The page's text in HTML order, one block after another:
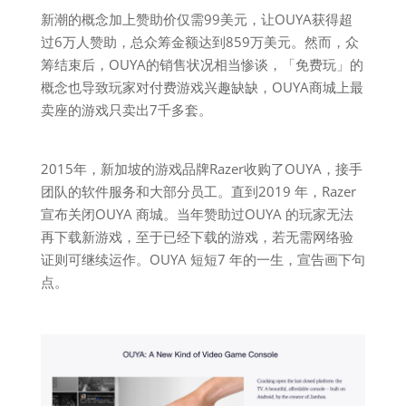
新潮的概念加上赞助价仅需99美元，让OUYA获得超
过6万人赞助，总众筹金额达到859万美元。然而，众
筹结束后，OUYA的销售状况相当惨谈，「免费玩」的
概念也导致玩家对付费游戏兴趣缺缺，OUYA商城上最
卖座的游戏只卖出7千多套。
2015年，新加坡的游戏品牌Razer收购了OUYA，接手
团队的软件服务和大部分员工。直到2019 年，Razer
宣布关闭OUYA 商城。当年赞助过OUYA 的玩家无法
再下载新游戏，至于已经下载的游戏，若无需网络验
证则可继续运作。OUYA 短短7 年的一生，宣告画下句
点。